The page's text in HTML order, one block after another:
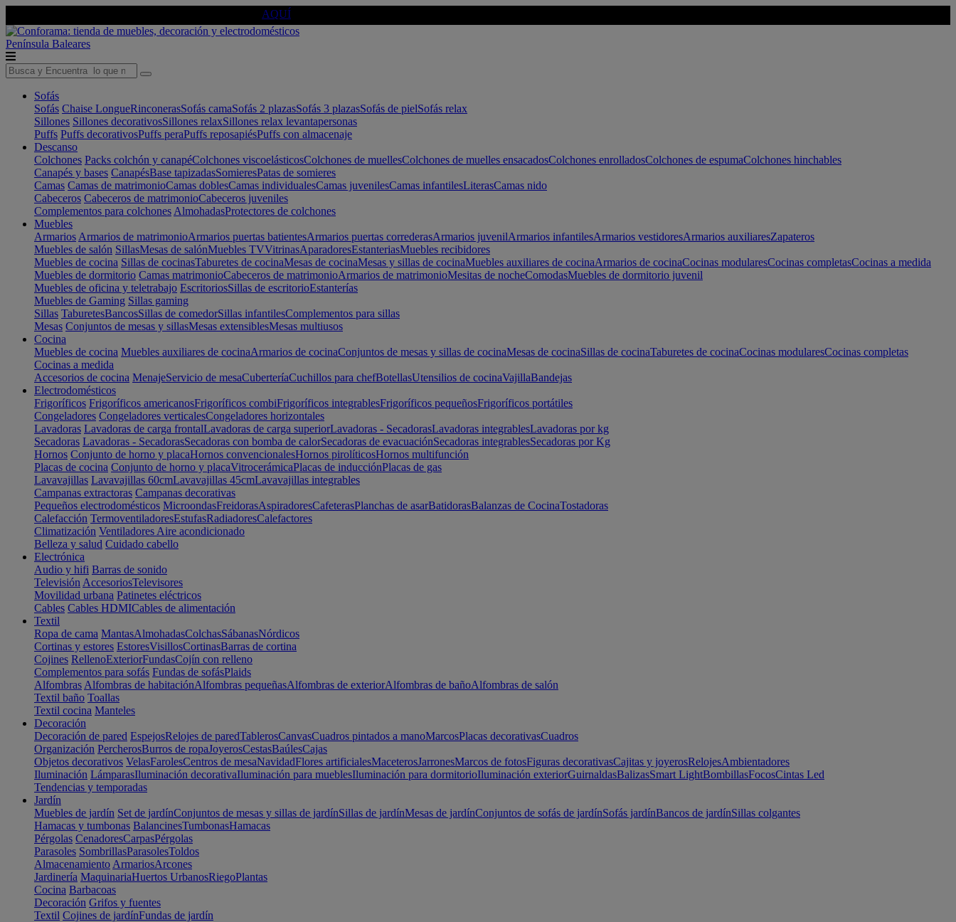
AQUÍ
Península Baleares
Sofás
Sofás Chaise LongueRinconerasSofás camaSofás 2 plazasSofás 3 plazasSofás de pielSofás relax
Sillones Sillones decorativosSillones relaxSillones relax levantapersonas
Puffs Puffs decorativosPuffs peraPuffs reposapiésPuffs con almacenaje
Descanso
Colchones Packs colchón y canapéColchones viscoelásticosColchones de muellesColchones de muelles ensacadosColchones enrolladosColchones de espumaColchones hinchables
Canapés y bases CanapésBase tapizadasSomieresPatas de somieres
Camas Camas de matrimonioCamas doblesCamas individualesCamas juvenilesCamas infantilesLiterasCamas nido
Cabeceros Cabeceros de matrimonioCabeceros juveniles
Complementos para colchones AlmohadasProtectores de colchones
Muebles
Armarios Armarios de matrimonioArmarios puertas batientesArmarios puertas correderasArmarios juvenilArmarios infantilesArmarios vestidoresArmarios auxiliaresZapateros
Muebles de salón SillasMesas de salónMuebles TVVitrinasAparadoresEstanteriasMuebles recibidores
Muebles de cocina Sillas de cocinasTaburetes de cocinaMesas de cocinaMesas y sillas de cocinaMuebles auxiliares de cocinaArmarios de cocinaCocinas modularesCocinas completasCocinas a medida
Muebles de dormitorio Camas matrimonioCabeceros de matrimonioArmarios de matrimonioMesitas de nocheComodasMuebles de dormitorio juvenil
Muebles de oficina y teletrabajo EscritoriosSillas de escritorioEstanterías
Muebles de Gaming Sillas gaming
Sillas TaburetesBancosSillas de comedorSillas infantilesComplementos para sillas
Mesas Conjuntos de mesas y sillasMesas extensiblesMesas multiusos
Cocina
Muebles de cocina Muebles auxiliares de cocinaArmarios de cocinaConjuntos de mesas y sillas de cocinaMesas de cocinaSillas de cocinaTaburetes de cocinaCocinas modularesCocinas completas
Cocinas a medida
Accesorios de cocina MenajeServicio de mesaCuberteríaCuchillos para chefBotellasUtensilios de cocinaVajillaBandejas
Electrodomésticos
Frigoríficos Frigoríficos americanosFrigoríficos combiFrigoríficos integrablesFrigoríficos pequeñosFrigoríficos portátiles
Congeladores Congeladores verticalesCongeladores horizontales
Lavadoras Lavadoras de carga frontalLavadoras de carga superiorLavadoras - SecadorasLavadoras integrablesLavadoras por kg
Secadoras Lavadoras - SecadorasSecadoras con bomba de calorSecadoras de evacuaciónSecadoras integrablesSecadoras por Kg
Hornos Conjunto de horno y placaHornos convencionalesHornos pirolíticosHornos multifunción
Placas de cocina Conjunto de horno y placaVitrocerámicaPlacas de inducciónPlacas de gas
Lavavajillas Lavavajillas 60cmLavavajillas 45cmLavavajillas integrables
Campanas extractoras Campanas decorativas
Pequeños electrodomésticos MicroondasFreidorasAspiradoresCafeterasPlanchas de asarBatidorasBalanzas de CocinaTostadoras
Calefacción TermoventiladoresEstufasRadiadoresCalefactores
Climatización Ventiladores Aire acondicionado
Belleza y salud Cuidado cabello
Electrónica
Audio y hifi Barras de sonido
Televisión AccesoriosTelevisores
Movilidad urbana Patinetes eléctricos
Cables Cables HDMICables de alimentación
Textil
Ropa de cama MantasAlmohadasColchasSábanasNórdicos
Cortinas y estores EstoresVisillosCortinasBarras de cortina
Cojines RellenoExteriorFundasCojín con relleno
Complementos para sofás Fundas de sofásPlaids
Alfombras Alfombras de habitaciónAlfombras pequeñasAlfombras de exteriorAlfombras de bañoAlfombras de salón
Textil baño Toallas
Textil cocina Manteles
Decoración
Decoración de pared EspejosRelojes de paredTablerosCanvasCuadros pintados a manoMarcosPlacas decorativasCuadros
Organización PercherosBurros de ropaJoyerosCestasBaúlesCajas
Objetos decorativos VelasFarolesCentros de mesaNavidadFlores artificialesMaceterosJarronesMarcos de fotosFiguras decorativasCajitas y joyerosRelojesAmbientadores
Iluminación LámparasIluminación decorativaIluminación para mueblesIluminación para dormitorioIluminación exteriorGuirnaldasBalizasSmart LightBombillasFocosCintas Led
Tendencias y temporadas
Jardín
Muebles de jardín Set de jardínConjuntos de mesas y sillas de jardínSillas de jardínMesas de jardínConjuntos de sofás de jardínSofás jardínBancos de jardínSillas colgantes
Hamacas y tumbonas BalancinesTumbonasHamacas
Pérgolas CenadoresCarpasPérgolas
Parasoles SombrillasParasolesToldos
Almacenamiento ArmariosArcones
Jardinería MaquinariaHuertos UrbanosRiegoPlantas
Cocina Barbacoas
Decoración Grifos y fuentes
Textil Cojines de jardínFundas de jardín